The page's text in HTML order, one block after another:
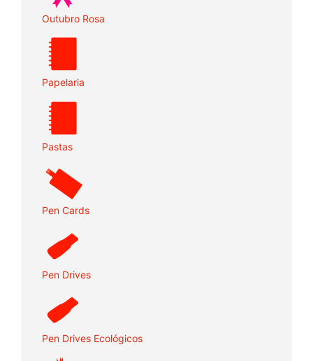
Outubro Rosa
Papelaria
Pastas
Pen Cards
Pen Drives
Pen Drives Ecológicos